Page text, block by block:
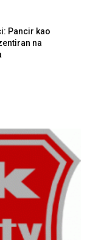
Pancir kao
na